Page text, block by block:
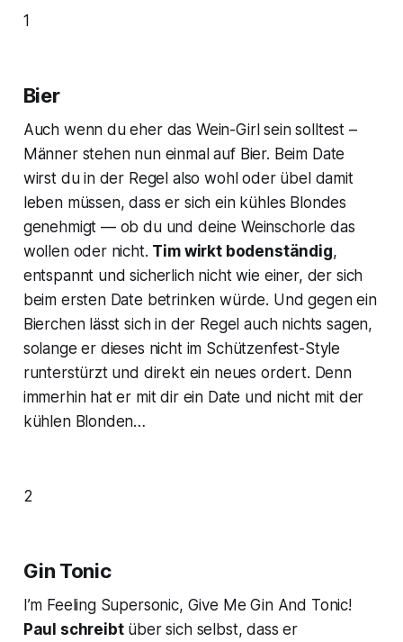
1
Bier
Auch wenn du eher das Wein-Girl sein solltest –
Männer stehen nun einmal auf Bier. Beim Date
wirst du in der Regel also wohl oder übel damit
leben müssen, dass er sich ein kühles Blondes
genehmigt — ob du und deine Weinschorle das
wollen oder nicht. Tim wirkt bodenständig,
entspannt und sicherlich nicht wie einer, der sich
beim ersten Date betrinken würde. Und gegen ein
Bierchen lässt sich in der Regel auch nichts sagen,
solange er dieses nicht im Schützenfest-Style
runterstürzt und direkt ein neues ordert. Denn
immerhin hat er mit dir ein Date und nicht mit der
kühlen Blonden…
2
Gin Tonic
I’m Feeling Supersonic, Give Me Gin And Tonic!
Paul schreibtüber sich selbst, dass er